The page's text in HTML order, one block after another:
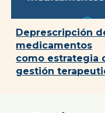
Deprescripción
medicamentos
como estrategia
gestión